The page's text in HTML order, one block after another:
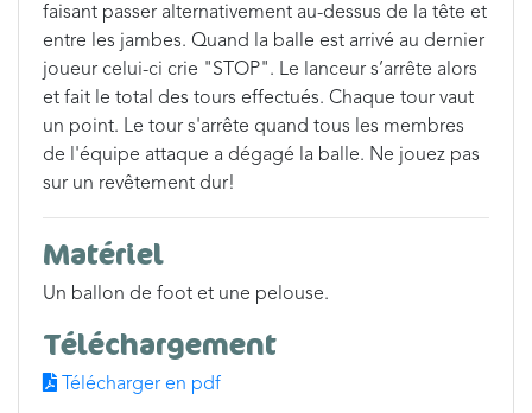
faisant passer alternativement au-dessus de la tête et
entre les jambes. Quand la balle est arrivé au dernier
joueur celui-ci crie "STOP". Le lanceur s’arrête alors
et fait le total des tours effectués. Chaque tour vaut
un point. Le tour s'arrête quand tous les membres
de l'équipe attaque a dégagé la balle. Ne jouez pas
sur un revêtement dur!
Matériel
Un ballon de foot et une pelouse.
Téléchargement
Télécharger en pdf